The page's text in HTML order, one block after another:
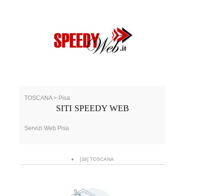
TOSCANA > Pisa
SITI SPEEDY WEB
Servizi Web Pisa
[38] TOSCANA